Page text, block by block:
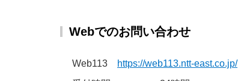
Webでのお問い合わせ
Web113
https://web113.ntt-east.co.jp/